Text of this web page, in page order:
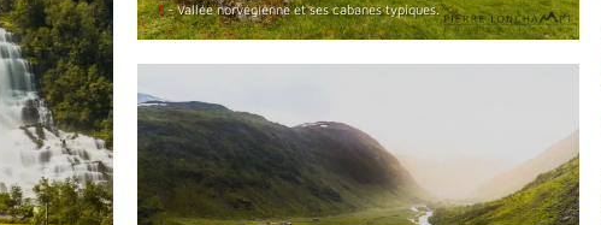
5- Vallée norvégienne et ses cabanes typiques.